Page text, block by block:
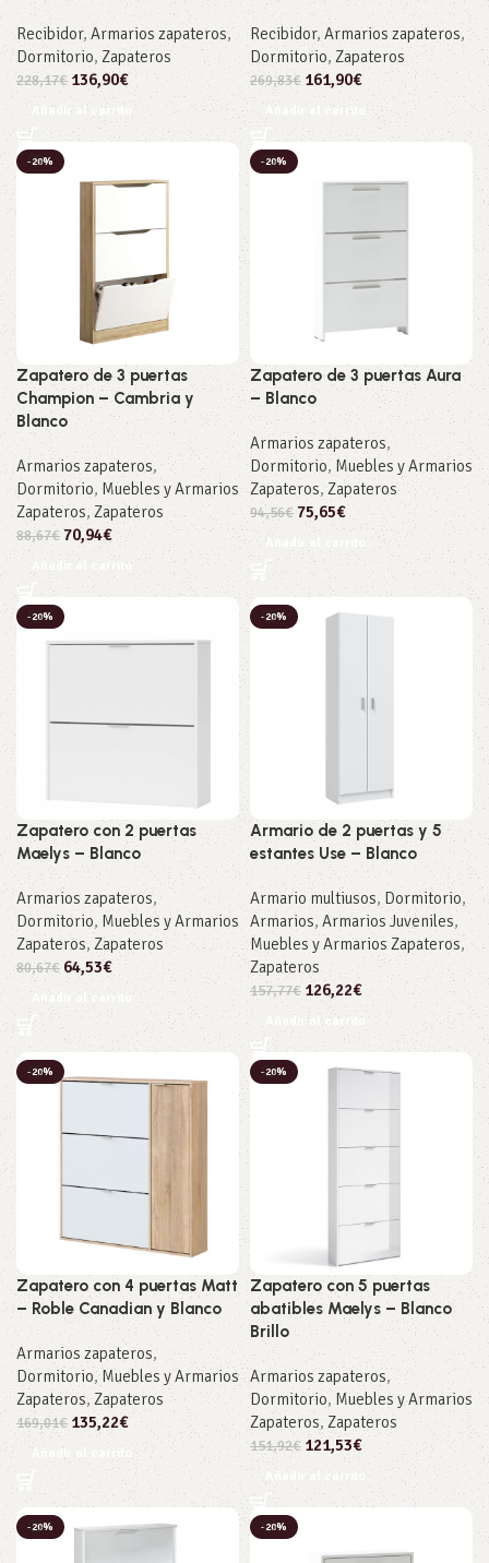
Recibidor,Armarios zapateros,
Dormitorio, Zapateros
228,17€ 136,90€
Añadir al carrito
Recibidor,Armarios zapateros,
Dormitorio, Zapateros
269,83€ 161,90€
Añadir al carrito
-20%
Zapatero de 3 puertas
Champion – Cambria y
Blanco
Armarios zapateros,
Dormitorio, Muebles y Armarios
Zapateros,Zapateros
88,67€70,94€
Añadir al carrito
-20%
Zapatero de 3 puertas Aura
– Blanco
Armarios zapateros,
Dormitorio, Muebles y Armarios
Zapateros,Zapateros
94,56€ 75,65€
Añadir al carrito
-20%
Zapatero con 2 puertas
Maelys – Blanco
Armarios zapateros,
Dormitorio, Muebles y Armarios
Zapateros,Zapateros
80,67€ 64,53€
Añadir al carrito
-20%
Armario de 2 puertas y 5
estantes Use – Blanco
Armario multiusos, Dormitorio,
Armarios, Armarios Juveniles,
Muebles y Armarios Zapateros,
Zapateros
157,77€ 126,22€
Añadir al carrito
-20%
Zapatero con 4 puertas Matt
– Roble Canadian y Blanco
Armarios zapateros,
Dormitorio,Muebles y Armarios
Zapateros,Zapateros
169,01€ 135,22€
Añadir al carrito
-20%
Zapatero con 5 puertas
abatibles Maelys – Blanco
Brillo
Armarios zapateros,
Dormitorio, Muebles y Armarios
Zapateros,Zapateros
151,92€ 121,53€
Añadir al carrito
-20% -20%